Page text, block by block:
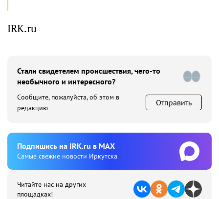
IRK.ru
Стали свидетелем происшествия, чего-то
необычного и интересного?
Сообщите, пожалуйста, об этом в
редакцию
Отправить
Подпишиcь на IRK.ru в MAX
Cамые свежие новости Иркутска
Читайте нас на других
площадках!